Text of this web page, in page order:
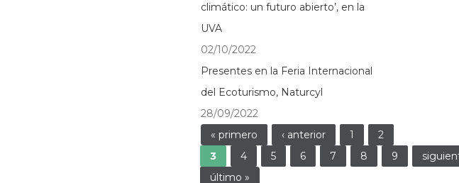
climático: un futuro abierto’, en la
UVA
02/10/2022
Presentes en la Feria Internacional
del Ecoturismo, Naturcyl
28/09/2022
Páginas
« primero ‹ anterior 1
2
3
4 5 6 7 8 9
último »